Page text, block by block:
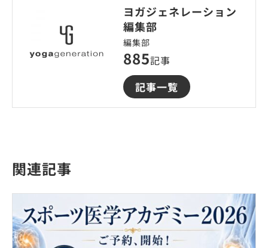
ヨガジェネレーション
編集部
編集部
885記事
記事一覧
関連記事